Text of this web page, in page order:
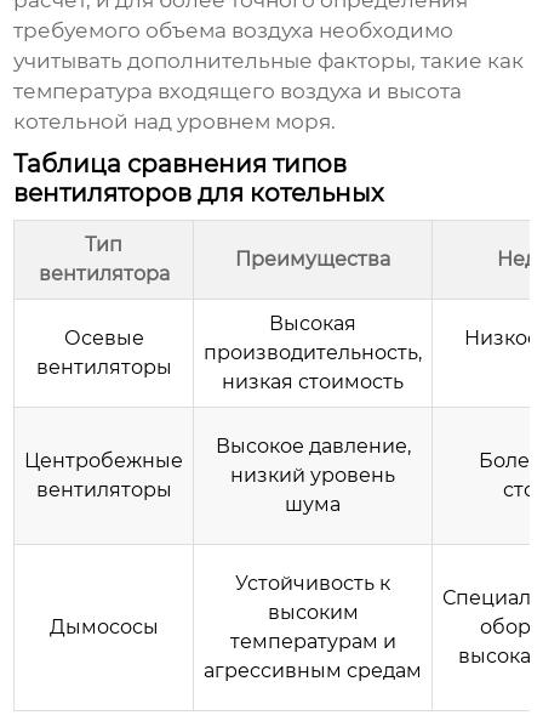
требуемого объема воздуха необходимо
учитывать дополнительные факторы, такие как
температура входящего воздуха и высота
котельной над уровнем моря.
Таблица сравнения типов
вентиляторов для котельных
Тип
вентилятора
Преимущества
Осевые
вентиляторы
Высокая
производительность,
низкая стоимость
Центробежные
вентиляторы
Высокое давление,
низкий уровень
шума
Дымососы
Устойчивость к
высоким
температурам и
агрессивным средам